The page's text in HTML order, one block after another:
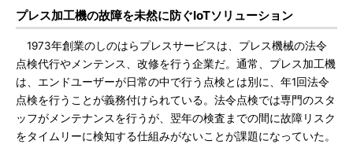
プレス加工機の故障を未然に防ぐIoTソリューション
1973年創業のしのはらプレスサービスは、プレス機械の法令
点検代行やメンテンス、改修を行う企業だ。通常、プレス加工機
は、エンドユーザーが日常の中で行う点検とは別に、年1回法令
点検を行うことが義務付けられている。法令点検では専門のスタ
ッフがメンテナンスを行うが、翌年の検査までの間に故障リスク
をタイムリーに検知する仕組みがないことが課題になっていた。